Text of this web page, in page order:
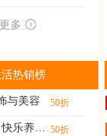
多
热销榜
与美容 50折
50折